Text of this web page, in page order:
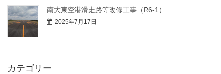
南大東空港滑走路等改修工事（R6-1）
2025年7月17日
カテゴリー